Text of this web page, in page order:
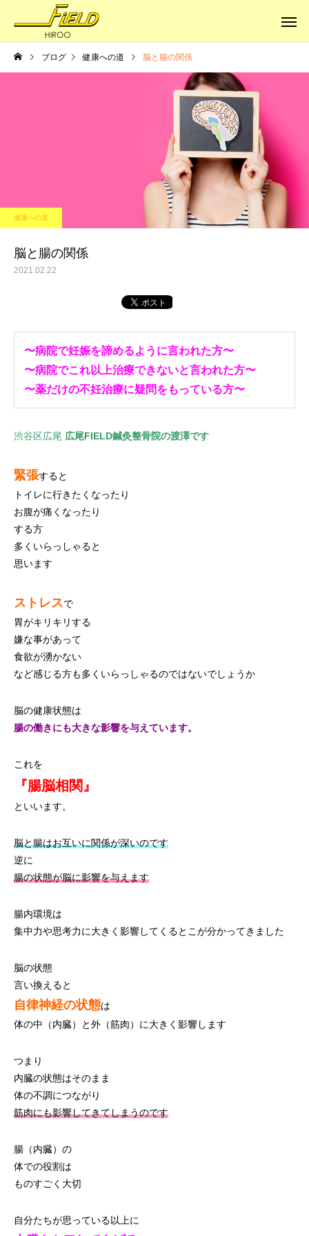
体はサビていく
健康への道
本当の健康に
ブログ 健康への道 脳と腸の関係
健康への道
脳と腸の関係
2021.02.22
〜病院で妊娠を諦めるように言われた方〜
〜病院でこれ以上治療できないと言われた方〜
〜薬だけの不妊治療に疑問をもっている方〜
渋谷区広尾 広尾FIELD鍼灸整骨院の渡澤です
緊張すると
トイレに行きたくなったり
お腹が痛くなったり
する方
多くいらっしゃると
思います
ストレスで
胃がキリキリする
嫌な事があって
食欲が湧かない
など感じる方も多くいらっしゃるのではないでしょうか
脳の健康状態は
腸の働きにも大きな影響を与えています。
これを
『腸脳相関』
といいます。
脳と腸はお互いに関係が深いのです
逆に
腸の状態が脳に影響を与えます
腸内環境は
集中力や思考力に大きく影響してくるとこが分かってきました
脳の状態
言い換えると
自律神経の状態は
体の中（内臓）と外（筋肉）に大きく影響します
つまり
内臓の状態はそのまま
体の不調につながり
筋肉にも影響してきてしまうのです
腸（内臓）の
体での役割は
ものすごく大切
自分たちが思っている以上に